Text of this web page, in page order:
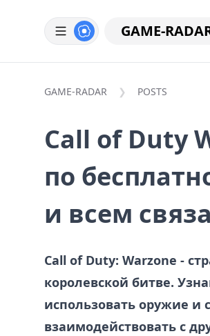
GAME-
GAME-RADAR POSTS
Call of Duty
по
и всем
Call of Duty: Warzone -
королевской битве.
использовать оружие и
взаимодействовать с